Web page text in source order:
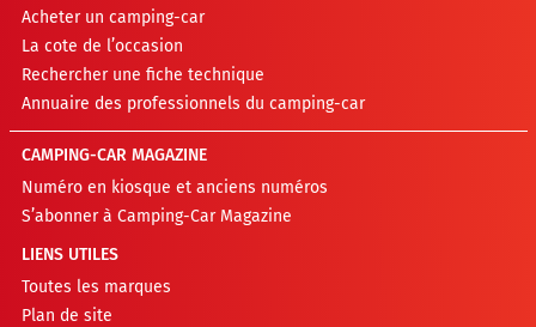
Acheter un camping-car
La cote de l’occasion
Rechercher une fiche technique
Annuaire des professionnels du camping-car
CAMPING-CAR MAGAZINE
Numéro en kiosque et anciens numéros
S’abonner à Camping-Car Magazine
LIENS UTILES
Toutes les marques
Plan de site